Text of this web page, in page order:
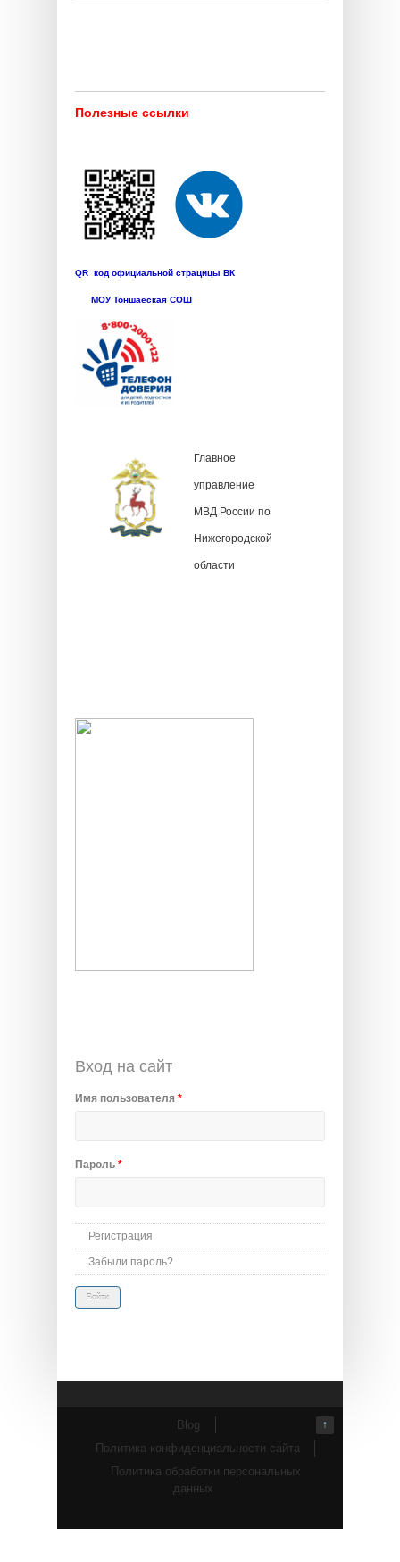
Полезные ссылки
QR код официальной страцицы ВК
МОУ Тоншаеская СОШ
Главное
управление
МВД России по
Нижегородской
области
Вход на сайт
Имя пользователя *
Пароль *
Регистрация
Забыли пароль?
↑
Blog
Политика конфиденциальности сайта
Политика обработки персональных
данных